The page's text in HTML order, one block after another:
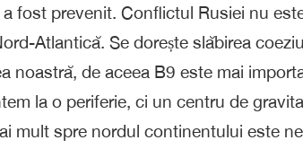
fost prevenit. Conflictul Rusiei nu
Atlantică. Se dorește slăbirea
noastră, de aceea B9 este mai
la o periferie, ci un centru de
mult spre nordul continentului este